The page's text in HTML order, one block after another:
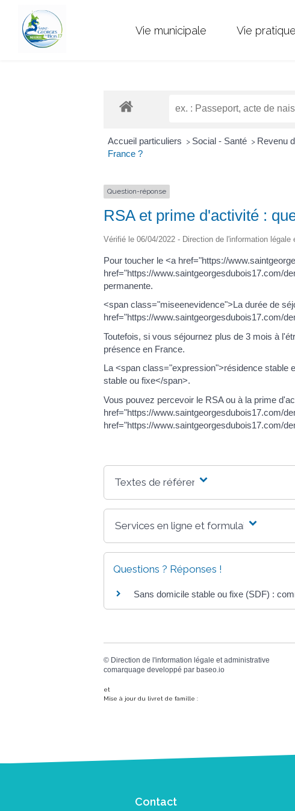
Vie municipale Vie pratique
Accueil particuliers > Social - Santé > Revenu
France ?
Question-réponse
RSA et prime d'activité :
Vérifié le 06/04/2022 - Direction de l'information
Pour toucher le <a href="https://
href="https://www.saintgeorgesdubois17.com/
permanente.
<span class="miseenevidence">La durée de
href="https://www.saintgeorgesdubois17.com/
Toutefois, si vous séjournez plus de 3 mois à
présence en France.
La <span class="expression">résidence stable
stable ou fixe</span>.
Vous pouvez percevoir le RSA ou à la prime
href="https://www.saintgeorgesdubois17.com/
href="https://www.saintgeorgesdubois17.com/
Textes de référence
Services en ligne et formulaires
Questions ? Réponses !
Sans domicile stable ou fixe (SDF) :
© Direction de l'information légale et administrative
comarquage developpé par baseo.io
et
Mise à jour du livret de famille :
Contact